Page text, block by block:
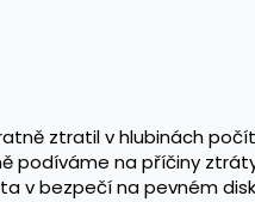
ztratil v hlubinách
podíváme na příčiny
v bezpečí na pevném